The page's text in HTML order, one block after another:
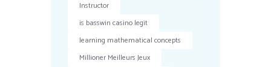
Instructor
is basswin casino legit
learning mathematical concepts
Millioner Meilleurs Jeux